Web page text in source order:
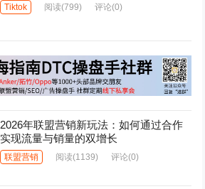
Tiktok 阅读(799) 评论(0)
2026年联盟营销新玩法：如何通过合作
实现流量与销量的双增长
联盟营销 阅读(1139) 评论(0)